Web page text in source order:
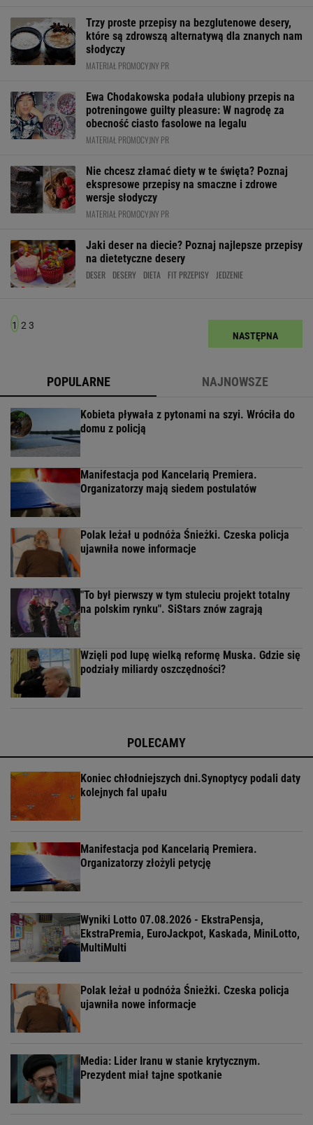
Trzy proste przepisy na bezglutenowe desery,
które są zdrowszą alternatywą dla znanych nam
słodyczy
MATERIAŁ PROMOCYJNY PR
Ewa Chodakowska podała ulubiony przepis na
potreningowe guilty pleasure: W nagrodę za
obecność ciasto fasolowe na legalu
MATERIAŁ PROMOCYJNY PR
Nie chcesz złamać diety w te święta? Poznaj
ekspresowe przepisy na smaczne i zdrowe
wersje słodyczy
MATERIAŁ PROMOCYJNY PR
Jaki deser na diecie? Poznaj najlepsze przepisy
na dietetyczne desery
DESER DESERY DIETA FIT PRZEPISY JEDZENIE
1 2 3
NASTĘPNA
POPULARNE NAJNOWSZE
Kobieta pływała z pytonami na szyi. Wróciła do
domu z policją
Manifestacja pod Kancelarią Premiera.
Organizatorzy mają siedem postulatów
Polak leżał u podnóża Śnieżki. Czeska policja
ujawniła nowe informacje
"To był pierwszy w tym stuleciu projekt totalny
na polskim rynku". SiStars znów zagrają
Wzięli pod lupę wielką reformę Muska. Gdzie się
podziały miliardy oszczędności?
POLECAMY
Koniec chłodniejszych dni.Synoptycy podali daty
kolejnych fal upału
Manifestacja pod Kancelarią Premiera.
Organizatorzy złożyli petycję
Wyniki Lotto 07.08.2026 - EkstraPensja,
EkstraPremia, EuroJackpot, Kaskada, MiniLotto,
MultiMulti
Polak leżał u podnóża Śnieżki. Czeska policja
ujawniła nowe informacje
Media: Lider Iranu w stanie krytycznym.
Prezydent miał tajne spotkanie